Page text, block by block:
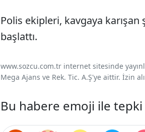
Polis ekipleri, kavgaya
başlattı.
www.sozcu.com.tr internet sitesinde
Mega Ajans ve Rek. Tic. A.Ş'ye aittir. İzin
Bu habere emoji ile